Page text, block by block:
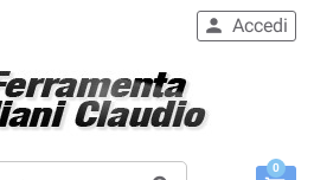
 Accedi
0